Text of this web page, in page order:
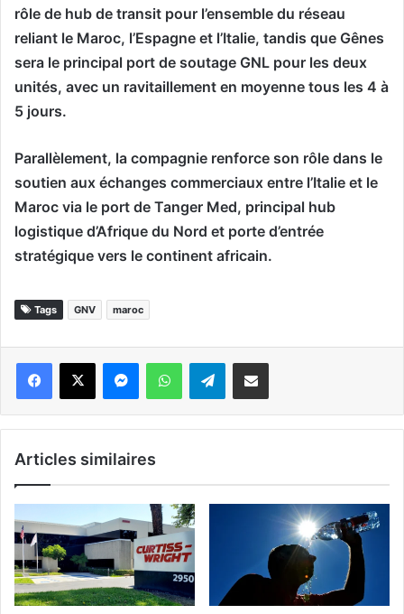
rôle de hub de transit pour l’ensemble du réseau
reliant le Maroc, l’Espagne et l’Italie, tandis que Gênes
sera le principal port de soutage GNL pour les deux
unités, avec un ravitaillement en moyenne tous les 4 à
5 jours.
Parallèlement, la compagnie renforce son rôle dans le
soutien aux échanges commerciaux entre l’Italie et le
Maroc via le port de Tanger Med, principal hub
logistique d’Afrique du Nord et porte d’entrée
stratégique vers le continent africain.
Tags GNV maroc
WhatsApp Telegram
Articles similaires